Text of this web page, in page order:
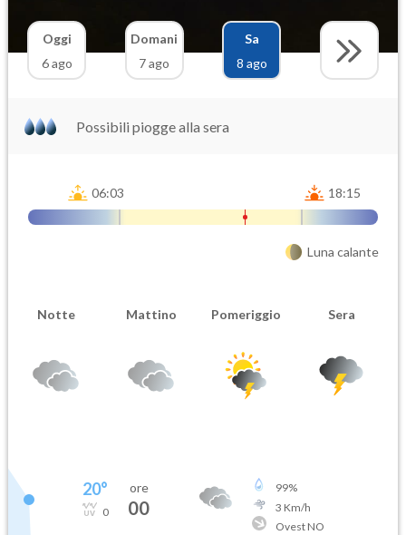
Oggi
6 ago
Domani
7 ago
Sa
8 ago
Possibili piogge alla sera
06:03 18:15
Luna calante
Notte Mattino Pomeriggio Sera
20°
0
ore
00
99%
3 Km/h
Ovest NO